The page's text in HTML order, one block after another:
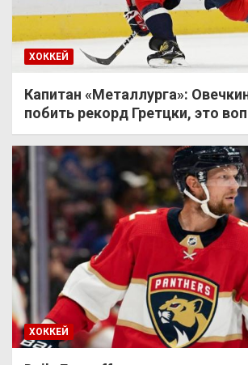
ХОККЕЙ
Капитан «Металлурга»:
побить рекорд Гретцки, это
ХОККЕЙ